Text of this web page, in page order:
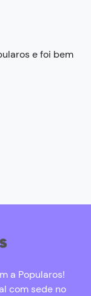
e foi bem
a Popularos!
com sede no